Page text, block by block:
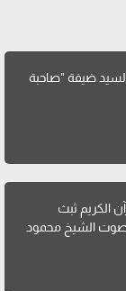
السيد ضيفة "صاحبة
الكريم ثبث
الشيخ محمود